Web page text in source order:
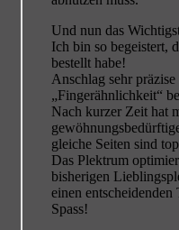
Und nun das
Ich bin so begeistert,
bestellt habe!
Anschlag sehr
„Fingerähnlichkeit“
Nach kurzer Zeit hat
gleiche Seiten sind
Das Plektrum
bisherigen
einen
Spass!